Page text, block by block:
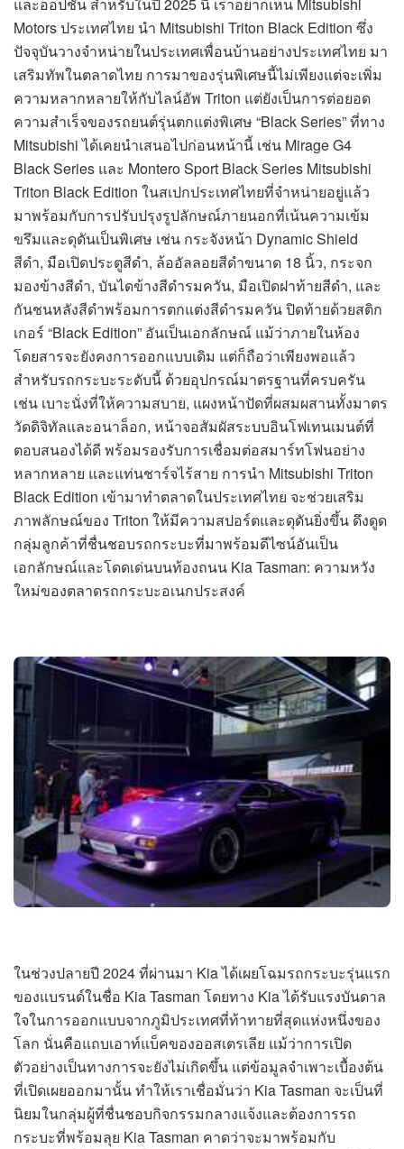
Motors ประเทศไทย นำ Mitsubishi Triton Black Edition ซึ่ง
ปัจจุบันวางจำหน่ายในประเทศเพื่อนบ้านอย่างประเทศไทย มา
เสริมทัพในตลาดไทย การมาของรุ่นพิเศษนี้ไม่เพียงแต่จะเพิ่ม
ความหลากหลายให้กับไลน์อัพ Triton แต่ยังเป็นการต่อยอด
ความสำเร็จของรถยนต์รุ่นตกแต่งพิเศษ “Black Series” ที่ทาง
Mitsubishi ได้เคยนำเสนอไปก่อนหน้านี้ เช่น Mirage G4
Black Series และ Montero Sport Black Series Mitsubishi
Triton Black Edition ในสเปกประเทศไทยที่จำหน่ายอยู่แล้ว
มาพร้อมกับการปรับปรุงรูปลักษณ์ภายนอกที่เน้นความเข้ม
ขรึมและดุดันเป็นพิเศษ เช่น กระจังหน้า Dynamic Shield
สีดำ, มือเปิดประตูสีดำ, ล้ออัลลอยสีดำขนาด 18 นิ้ว, กระจก
มองข้างสีดำ, บันไดข้างสีดำรมควัน, มือเปิดฝาท้ายสีดำ, และ
กันชนหลังสีดำพร้อมการตกแต่งสีดำรมควัน ปิดท้ายด้วยสติก
เกอร์ “Black Edition” อันเป็นเอกลักษณ์ แม้ว่าภายในห้อง
โดยสารจะยังคงการออกแบบเดิม แต่ก็ถือว่าเพียงพอแล้ว
สำหรับรถกระบะระดับนี้ ด้วยอุปกรณ์มาตรฐานที่ครบครัน
เช่น เบาะนั่งที่ให้ความสบาย, แผงหน้าปัดที่ผสมผสานทั้งมาตร
วัดดิจิทัลและอนาล็อก, หน้าจอสัมผัสระบบอินโฟเทนเมนต์ที่
ตอบสนองได้ดี พร้อมรองรับการเชื่อมต่อสมาร์ทโฟนอย่าง
หลากหลาย และแท่นชาร์จไร้สาย การนำ Mitsubishi Triton
Black Edition เข้ามาทำตลาดในประเทศไทย จะช่วยเสริม
ภาพลักษณ์ของ Triton ให้มีความสปอร์ตและดุดันยิ่งขึ้น ดึงดูด
กลุ่มลูกค้าที่ชื่นชอบรถกระบะที่มาพร้อมดีไซน์อันเป็น
เอกลักษณ์และโดดเด่นบนท้องถนน Kia Tasman: ความหวัง
ใหม่ของตลาดรถกระบะอเนกประสงค์
ในช่วงปลายปี 2024 ที่ผ่านมา Kia ได้เผยโฉมรถกระบะรุ่นแรก
ของแบรนด์ในชื่อ Kia Tasman โดยทาง Kia ได้รับแรงบันดาล
ใจในการออกแบบจากภูมิประเทศที่ท้าทายที่สุดแห่งหนึ่งของ
โลก นั่นคือแถบเอาท์แบ็คของออสเตรเลีย แม้ว่าการเปิด
ตัวอย่างเป็นทางการจะยังไม่เกิดขึ้น แต่ข้อมูลจำเพาะเบื้องต้น
ที่เปิดเผยออกมานั้น ทำให้เราเชื่อมั่นว่า Kia Tasman จะเป็นที่
นิยมในกลุ่มผู้ที่ชื่นชอบกิจกรรมกลางแจ้งและต้องการรถ
กระบะที่พร้อมลุย Kia Tasman คาดว่าจะมาพร้อมกับ